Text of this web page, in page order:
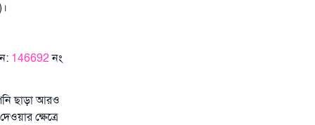
146692নং
ছাড়া আরও
ক্ষেত্রে